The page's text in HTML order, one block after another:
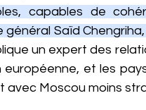
capables de
général Saïd
un expert des
européenne, et les
avec Moscou moins